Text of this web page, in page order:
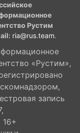
Рустим
ria@rus.team.
«Рустим»,
запись